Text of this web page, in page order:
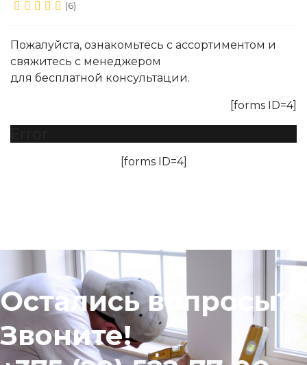
(6)
Пожалуйста, ознакомьтесь с ассортиментом и
свяжитесь с менеджером
для бесплатной консультации.
[forms ID=4]
[forms ID=4]
Остались вопросы?
Звоните!